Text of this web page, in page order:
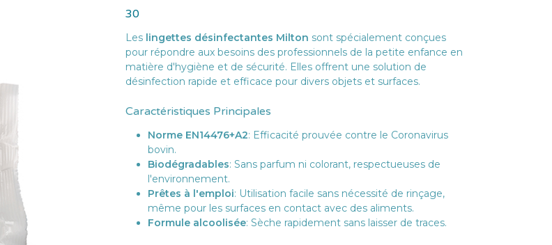
30
Les lingettes désinfectantes Milton sont spécialement conçues
pour répondre aux besoins des professionnels de la petite enfance en
matière d'hygiène et de sécurité. Elles offrent une solution de
désinfection rapide et efficace pour divers objets et surfaces.
Caractéristiques Principales
Norme EN14476+A2: Efficacité prouvée contre le Coronavirus
bovin.
Biodégradables: Sans parfum ni colorant, respectueuses de
l'environnement.
Prêtes à l'emploi: Utilisation facile sans nécessité de rinçage,
même pour les surfaces en contact avec des aliments.
Formule alcoolisée: Sèche rapidement sans laisser de traces.